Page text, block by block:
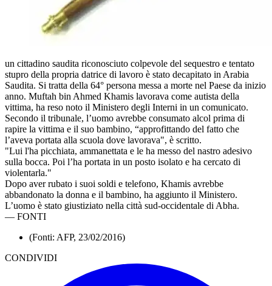
un cittadino saudita riconosciuto colpevole del sequestro e tentato
stupro della propria datrice di lavoro è stato decapitato in Arabia
Saudita. Si tratta della 64° persona messa a morte nel Paese da inizio
anno. Muftah bin Ahmed Khamis lavorava come autista della
vittima, ha reso noto il Ministero degli Interni in un comunicato.
Secondo il tribunale, l’uomo avrebbe consumato alcol prima di
rapire la vittima e il suo bambino, “approfittando del fatto che
l’aveva portata alla scuola dove lavorava", è scritto.
"Lui l'ha picchiata, ammanettata e le ha messo del nastro adesivo
sulla bocca. Poi l’ha portata in un posto isolato e ha cercato di
violentarla."
Dopo aver rubato i suoi soldi e telefono, Khamis avrebbe
abbandonato la donna e il bambino, ha aggiunto il Ministero.
L’uomo è stato giustiziato nella città sud-occidentale di Abha.
— FONTI
(Fonti: AFP, 23/02/2016)
CONDIVIDI